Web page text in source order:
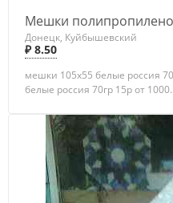
Мешки
Донецк, Куйбышевский
₽ 8.50
мешки 105х55 белые россия
белые россия 70гр 15р от